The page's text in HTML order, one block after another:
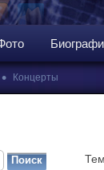
• Концерты